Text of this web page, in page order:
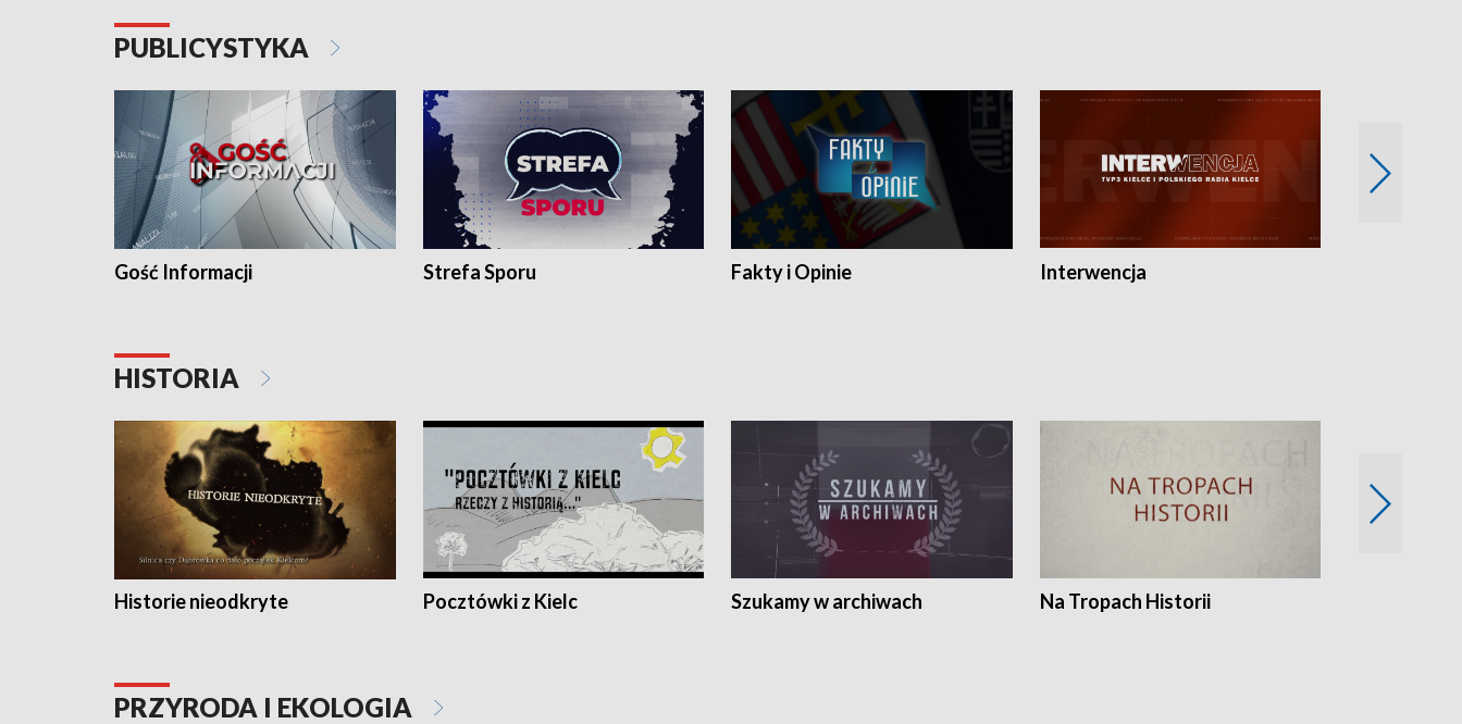
PUBLICYSTYKA
Gość Informacji Strefa Sporu Fakty i Opinie Interwencja
HISTORIA
Historie nieodkryte Pocztówki z Kielc Szukamy w archiwach Na Tropach Historii
PRZYRODA I EKOLOGIA